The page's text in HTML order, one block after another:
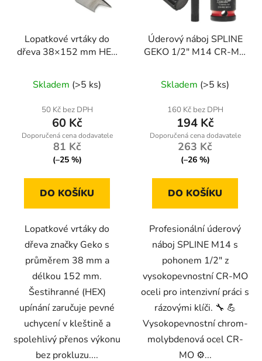
Lopatkové vrtáky do
dřeva 38×152 mm HEX
Skladem (>5 ks)
50 Kč bez DPH
60 Kč
81 Kč
(–25 %)
DO KOŠÍKU
Lopatkové vrtáky do
dřeva značky Geko s
průměrem 38 mm a
délkou 152 mm.
Šestihranné (HEX)
upínání zaručuje pevné
uchycení v kleštině a
spolehlivý přenos výkonu
bez prokluzu....
Úderový náboj SPLINE
GEKO 1/2" M14 CR-MO
autoservisy
Skladem (>5 ks)
160 Kč bez DPH
194 Kč
263 Kč
(–26 %)
DO KOŠÍKU
Profesionální úderový
náboj SPLINE M14 s
pohonem 1/2" z
vysokopevnostní CR-MO
oceli pro intenzivní práci s
rázovými klíči. 🔧 💪
Vysokopevnostní chrom-
molybdenová ocel CR-
MO ⚙️...